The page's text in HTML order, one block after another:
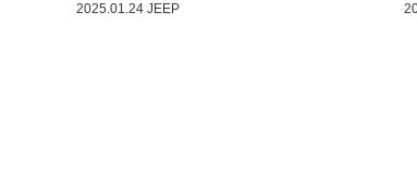
2025.01.24 JEEP